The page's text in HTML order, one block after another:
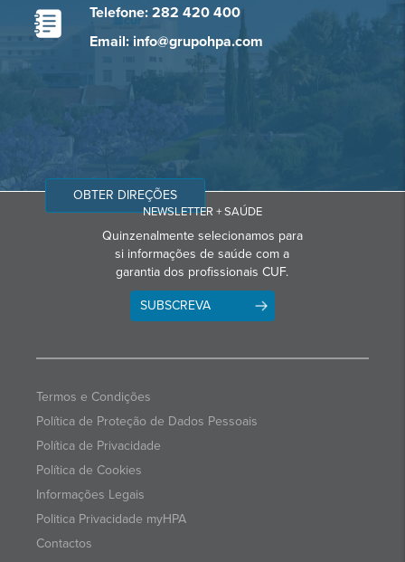
Telefone: 282 420 400
Email: info@grupohpa.com
OBTER DIREÇÕES
NEWSLETTER + SAÚDE
Quinzenalmente selecionamos para
si informações de saúde com a
garantia dos profissionais CUF.
SUBSCREVA
Termos e Condições
Política de Proteção de Dados Pessoais
Política de Privacidade
Política de Cookies
Informações Legais
Politica Privacidade myHPA
Contactos